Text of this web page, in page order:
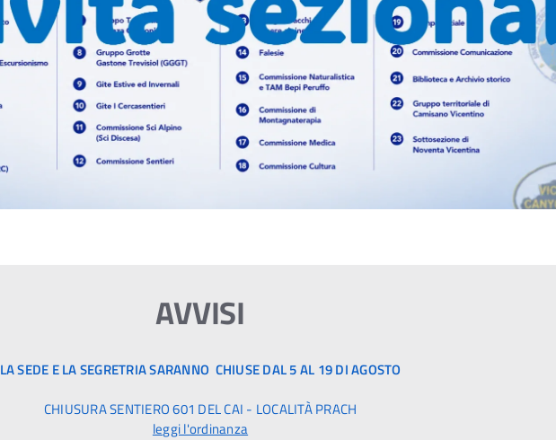
AVVISI
LA SEDE E LA SEGRETRIA SARANNO CHIUSE DAL 5 AL 19 DI AGOSTO
CHIUSURA SENTIERO 601 DEL CAI - LOCALITÀ PRACH
leggi l'ordinanza